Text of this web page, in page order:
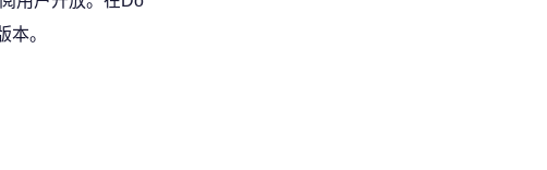
。